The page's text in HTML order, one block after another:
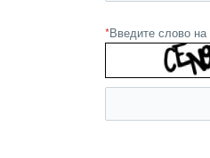
*Введите слово на